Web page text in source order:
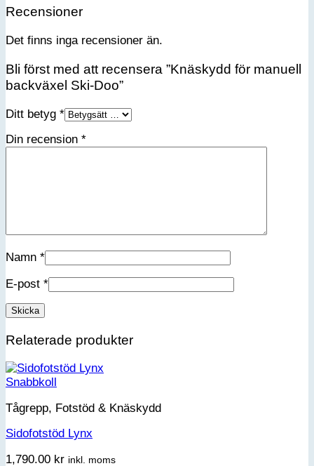
Recensioner
Det finns inga recensioner än.
Bli först med att recensera ”Knäskydd för manuell
backväxel Ski-Doo”
Ditt betyg *
Din recension *
Namn *
E-post *
Relaterade produkter
Snabbkoll
Tågrepp, Fotstöd & Knäskydd
Sidofotstöd Lynx
1,790.00 kr inkl. moms